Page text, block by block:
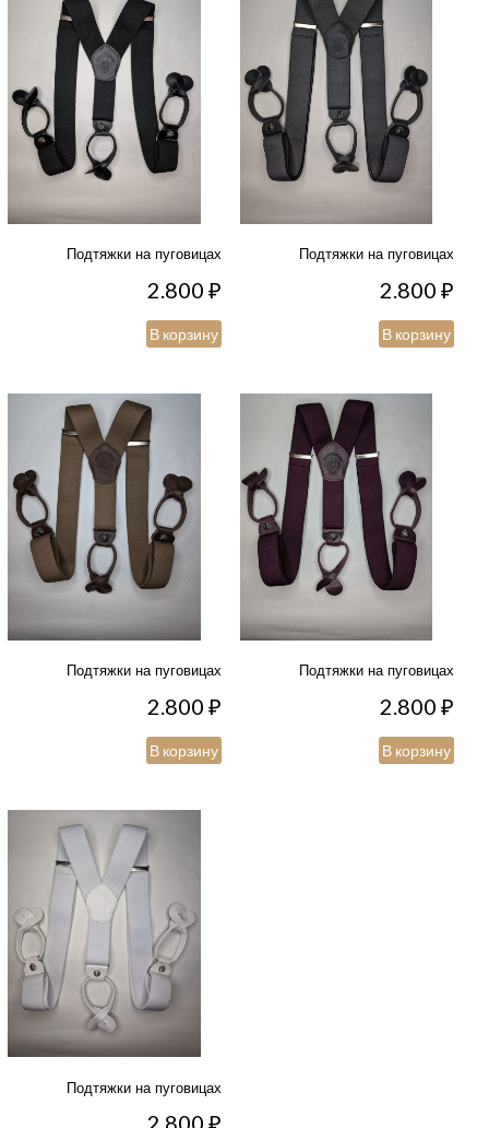
Подтяжки на пуговицах
2.800₽
В корзину
Подтяжки на пуговицах
2.800₽
В корзину
Подтяжки на пуговицах
2.800₽
В корзину
Подтяжки на пуговицах
2.800₽
В корзину
Подтяжки на пуговицах